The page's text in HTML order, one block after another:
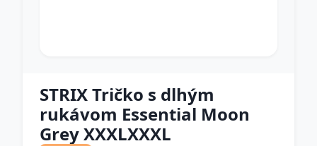
STRIX Tričko s dlhým
rukávom Essential Moon
Grey XXXLXXXL